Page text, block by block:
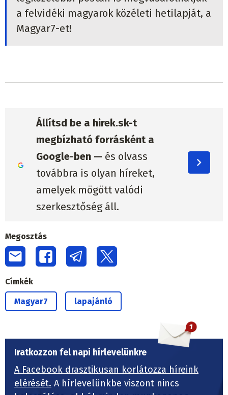
a felvidéki magyarok közéleti hetilapját, a
Magyar7-et!
Állítsd be a hirek.sk-t
megbízható forrásként a
Google-ben — és olvass
továbbra is olyan híreket,
amelyek mögött valódi
szerkesztőség áll.
Megosztás
Címkék
Magyar7 lapajánló
Iratkozzon fel napi hírlevelünkre
A Facebook drasztikusan korlátozza híreink
elérését. A hírlevelünkbe viszont nincs